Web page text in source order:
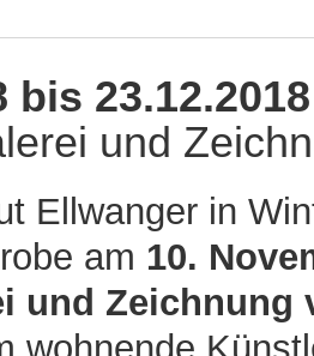
bis
und
Ellwanger in
am 10.
und
wohnende